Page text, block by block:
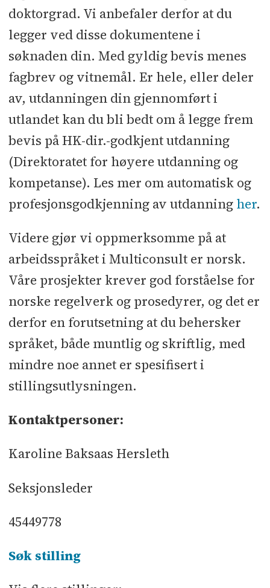
doktorgrad. Vi anbefaler derfor at du
legger ved disse dokumentene i
søknaden din. Med gyldig bevis menes
fagbrev og vitnemål. Er hele, eller deler
av, utdanningen din gjennomført i
utlandet kan du bli bedt om å legge frem
bevis på HK-dir.-godkjent utdanning
(Direktoratet for høyere utdanning og
kompetanse). Les mer om automatisk og
profesjonsgodkjenning av utdanning her.
Videre gjør vi oppmerksomme på at
arbeidsspråket i Multiconsult er norsk.
Våre prosjekter krever god forståelse for
norske regelverk og prosedyrer, og det er
derfor en forutsetning at du behersker
språket, både muntlig og skriftlig, med
mindre noe annet er spesifisert i
stillingsutlysningen.
Kontaktpersoner:
Karoline Baksaas Hersleth
Seksjonsleder
45449778
Søk stilling